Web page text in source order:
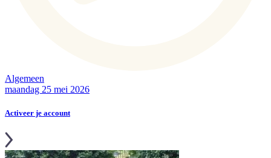
Algemeen
maandag 25 mei 2026
Activeer je account